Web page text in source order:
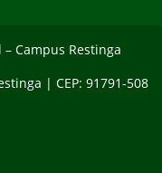
Campus Restinga
| CEP: 91791-508